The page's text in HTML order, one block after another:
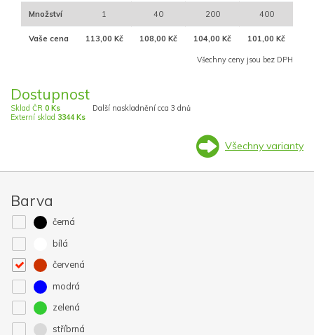
Množství 1 40 200 400
Vaše cena 113,00 Kč 108,00 Kč 104,00 Kč 101,00 Kč
Všechny ceny jsou bez DPH
Dostupnost
Sklad ČR 0 Ks
Externí sklad 3344 Ks
Další naskladnění cca 3 dnů
Všechny varianty
Barva
černá
bílá
červená
modrá
zelená
stříbrná